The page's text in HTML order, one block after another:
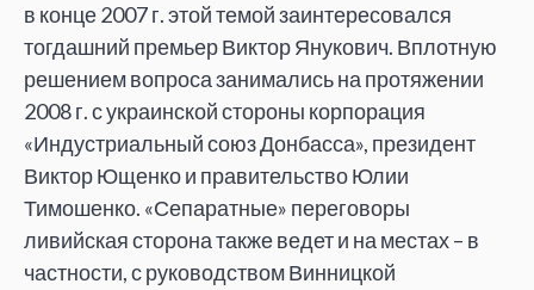
в конце 2007 г. этой темой заинтересовался
тогдашний премьер Виктор Янукович. Вплотную
решением вопроса занимались на протяжении
2008 г. с украинской стороны корпорация
«Индустриальный союз Донбасса», президент
Виктор Ющенко и правительство Юлии
Тимошенко. «Сепаратные» переговоры
ливийская сторона также ведет и на местах – в
частности, с руководством Винницкой